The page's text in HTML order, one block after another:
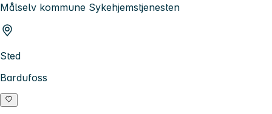
Målselv kommune Sykehjemstjenesten
Sted
Bardufoss